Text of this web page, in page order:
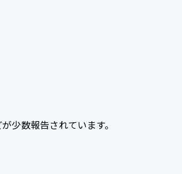
少数報告されています。